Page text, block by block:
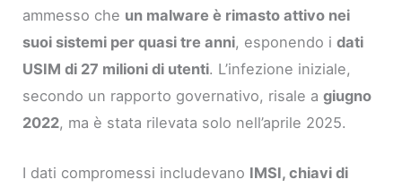
ammesso che un malware è rimasto attivo nei
suoi sistemi per quasi tre anni, esponendo idati
USIM di 27 milioni di utenti. L’infezione iniziale,
secondo un rapporto governativo, risale agiugno
2022, ma è stata rilevata solo nell’aprile 2025.
I dati compromessi includevano IMSI, chiavi di